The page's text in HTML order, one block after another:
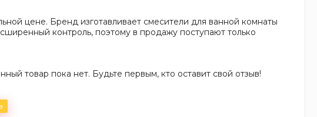
цене. Бренд изготавливает смесители для ванной комнаты
контроль, поэтому в продажу поступают только
товар пока нет. Будьте первым, кто оставит свой отзыв!